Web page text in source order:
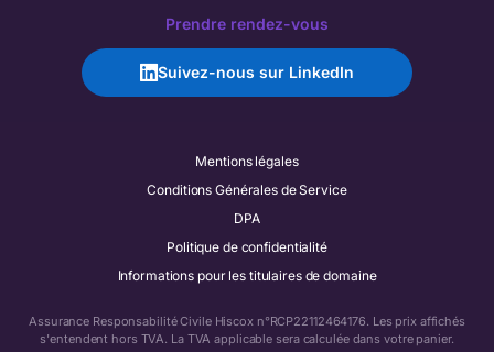
Prendre rendez-vous
Suivez-nous sur LinkedIn
Mentions légales
Conditions Générales de Service
DPA
Politique de confidentialité
Informations pour les titulaires de domaine
Assurance Responsabilité Civile Hiscox n°RCP22112464176. Les prix affichés
s'entendent hors TVA. La TVA applicable sera calculée dans votre panier.